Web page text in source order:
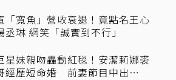
「寬魚」營收衰退！竟點名王心
丞琳 網笑「誠實到不行」
星妹親吻轟動紅毯！安潔莉娜裘
經歷短命婚 前妻節目中出